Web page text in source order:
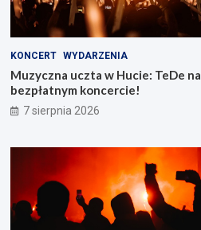
KONCERT WYDARZENIA
Muzyczna uczta w Hucie: TeDe na
bezpłatnym koncercie!
7 sierpnia 2026